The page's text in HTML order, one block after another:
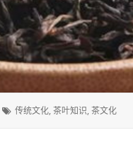
标
传统文化,茶叶知识,茶文化